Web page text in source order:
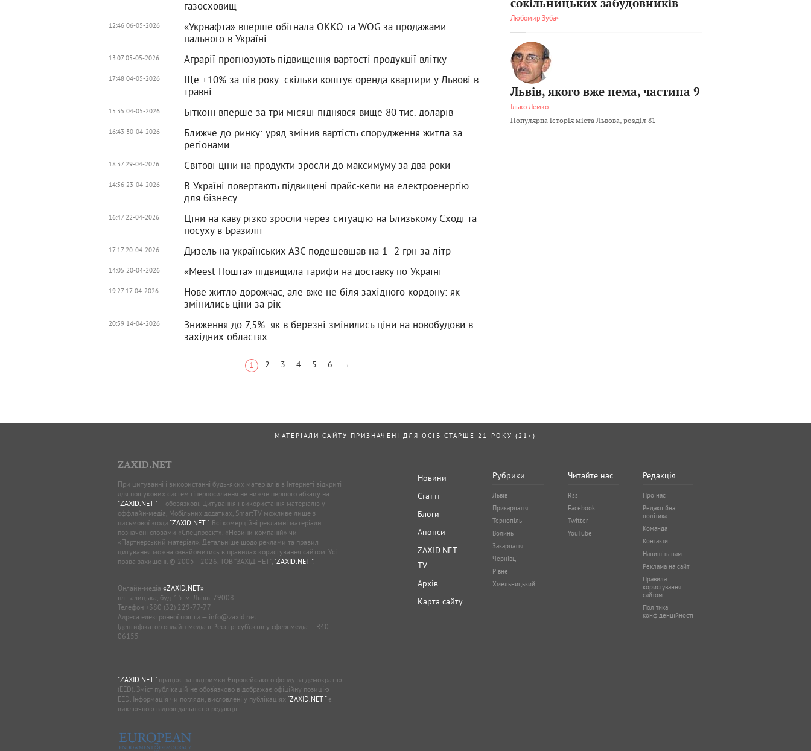
газосховищ
12:46 06-05-2026
«Укрнафта» вперше обігнала ОККО та WOG за продажами
пального в Україні
13:07 05-05-2026 Аграрії прогнозують підвищення вартості продукції влітку
17:48 04-05-2026
Ще +10% за пів року: скільки коштує оренда квартири у Львові в
травні
15:35 04-05-2026 Біткоїн вперше за три місяці піднявся вище 80 тис. доларів
16:43 30-04-2026
Ближче до ринку: уряд змінив вартість спорудження житла за
регіонами
18:37 29-04-2026 Світові ціни на продукти зросли до максимуму за два роки
14:56 23-04-2026
В Україні повертають підвищені прайс-кепи на електроенергію
для бізнесу
16:47 22-04-2026
Ціни на каву різко зросли через ситуацію на Близькому Сході та
посуху в Бразилії
17:17 20-04-2026 Дизель на українських АЗС подешевшав на 1–2 грн за літр
14:05 20-04-2026 «Meest Пошта» підвищила тарифи на доставку по Україні
19:27 17-04-2026
Нове житло дорожчає, але вже не біля західного кордону: як
змінились ціни за рік
20:59 14-04-2026
Зниження до 7,5%: як в березні змінились ціни на новобудови в
західних областях
1 2 3 4 5 6 →
сокільницьких забудовників
Любомир Зубач
Львів, якого вже нема, частина 9
Ілько Лемко
Популярна історія міста Львова, розділ 81
МАТЕРІАЛИ САЙТУ ПРИЗНАЧЕНІ ДЛЯ ОСІБ СТАРШЕ 21 РОКУ (21+)
ZAXID.NET
При цитуванні і використанні будь-яких матеріалів в Інтернеті відкриті
для пошукових систем гіперпосилання не нижче першого абзацу на
"ZAXID.NET "— обов’язкові. Цитування і використання матеріалів у
оффлайн-медіа, Мобільних додатках, SmartTV можливе лише з
письмової згоди "ZAXID.NET ". Всі комерційні рекламні матеріали
позначені словами «Спецпроєкт», «Новини компаній» чи
«Партнерський матеріал». Детальніше щодо реклами та правил
цитування можна ознайомитись в правилах користування сайтом. Усі
права захищені. © 2005—2026, ТОВ “ЗАХІД.НЕТ”, "ZAXID.NET ".
Онлайн-медіа «ZAXID.NET»
пл. Галицька, буд. 15, м. Львів, 79008
Телефон +380 (32) 229-77-77
Адреса електронної пошти — info@zaxid.net
Ідентифікатор онлайн-медіа в Реєстрі суб'єктів у сфері медіа — R40-
06155
"ZAXID.NET "працює за підтримки Європейського фонду за демократію
(EED). Зміст публікацій не обов’язково відображає офіційну позицію
EED. Інформація чи погляди, висловлені у публікаціях "ZAXID.NET "є
виключною відповідальністю редакції.
Новини
Статті
Блоги
Анонси
ZAXID.NET
TV
Архів
Карта сайту
Рубрики
Львів
Прикарпаття
Тернопіль
Волинь
Закарпаття
Чернівці
Рівне
Хмельницький
Читайте нас
Rss
Facebook
Twitter
YouTube
Редакція
Про нас
Редакційна
політика
Команда
Контакти
Напишіть нам
Реклама на сайті
Правила
користування
сайтом
Політика
конфіденційності